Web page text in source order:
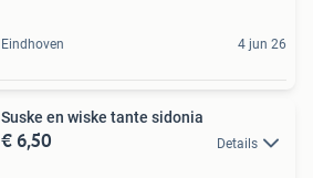
Eindhoven 4 jun 26
Suske en wiske tante sidonia
€ 6,50 Details